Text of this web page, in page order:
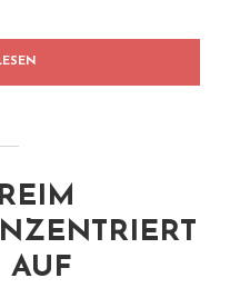
AUF